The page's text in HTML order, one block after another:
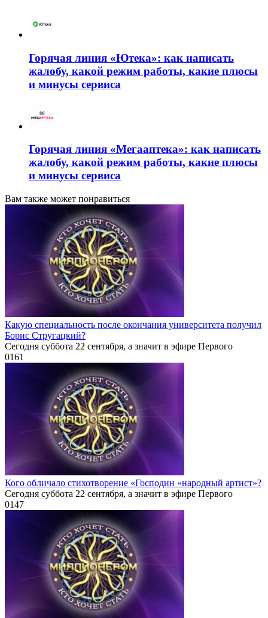
Горячая линия «Ютека»: как написать
жалобу, какой режим работы, какие плюсы
и минусы сервиса
Горячая линия «Мегааптека»: как написать
жалобу, какой режим работы, какие плюсы
и минусы сервиса
Вам также может понравиться
Какую специальность после окончания университета получил
Борис Стругацкий?
Сегодня суббота 22 сентября, а значит в эфире Первого
0161
Кого обличало стихотворение «Господин «народный артист»?
Сегодня суббота 22 сентября, а значит в эфире Первого
0147